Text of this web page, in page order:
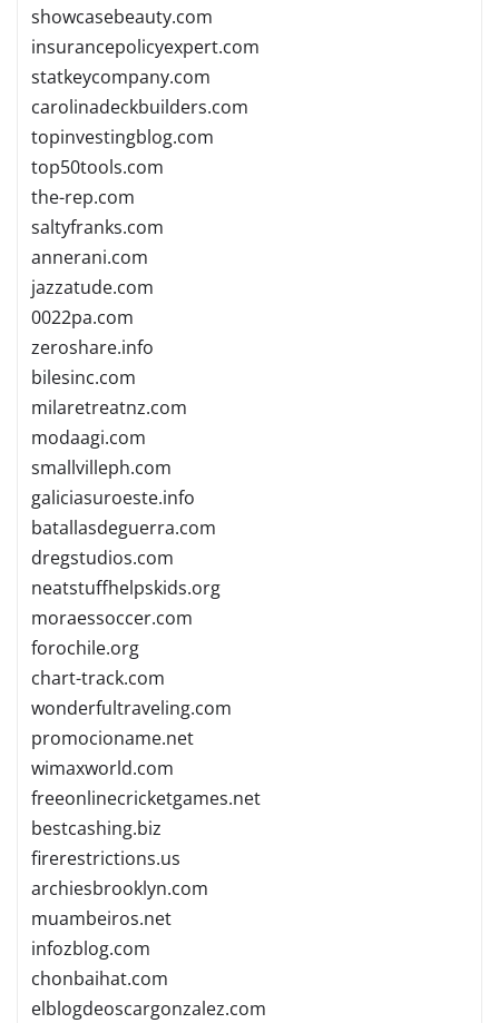
showcasebeauty.com
insurancepolicyexpert.com
statkeycompany.com
carolinadeckbuilders.com
topinvestingblog.com
top50tools.com
the-rep.com
saltyfranks.com
annerani.com
jazzatude.com
0022pa.com
zeroshare.info
bilesinc.com
milaretreatnz.com
modaagi.com
smallvilleph.com
galiciasuroeste.info
batallasdeguerra.com
dregstudios.com
neatstuffhelpskids.org
moraessoccer.com
forochile.org
chart-track.com
wonderfultraveling.com
promocioname.net
wimaxworld.com
freeonlinecricketgames.net
bestcashing.biz
firerestrictions.us
archiesbrooklyn.com
muambeiros.net
infozblog.com
chonbaihat.com
elblogdeoscargonzalez.com